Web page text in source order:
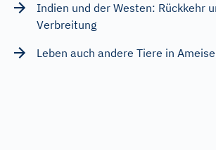
Indien und der Westen: Rückkehr
Verbreitung
Leben auch andere Tiere in